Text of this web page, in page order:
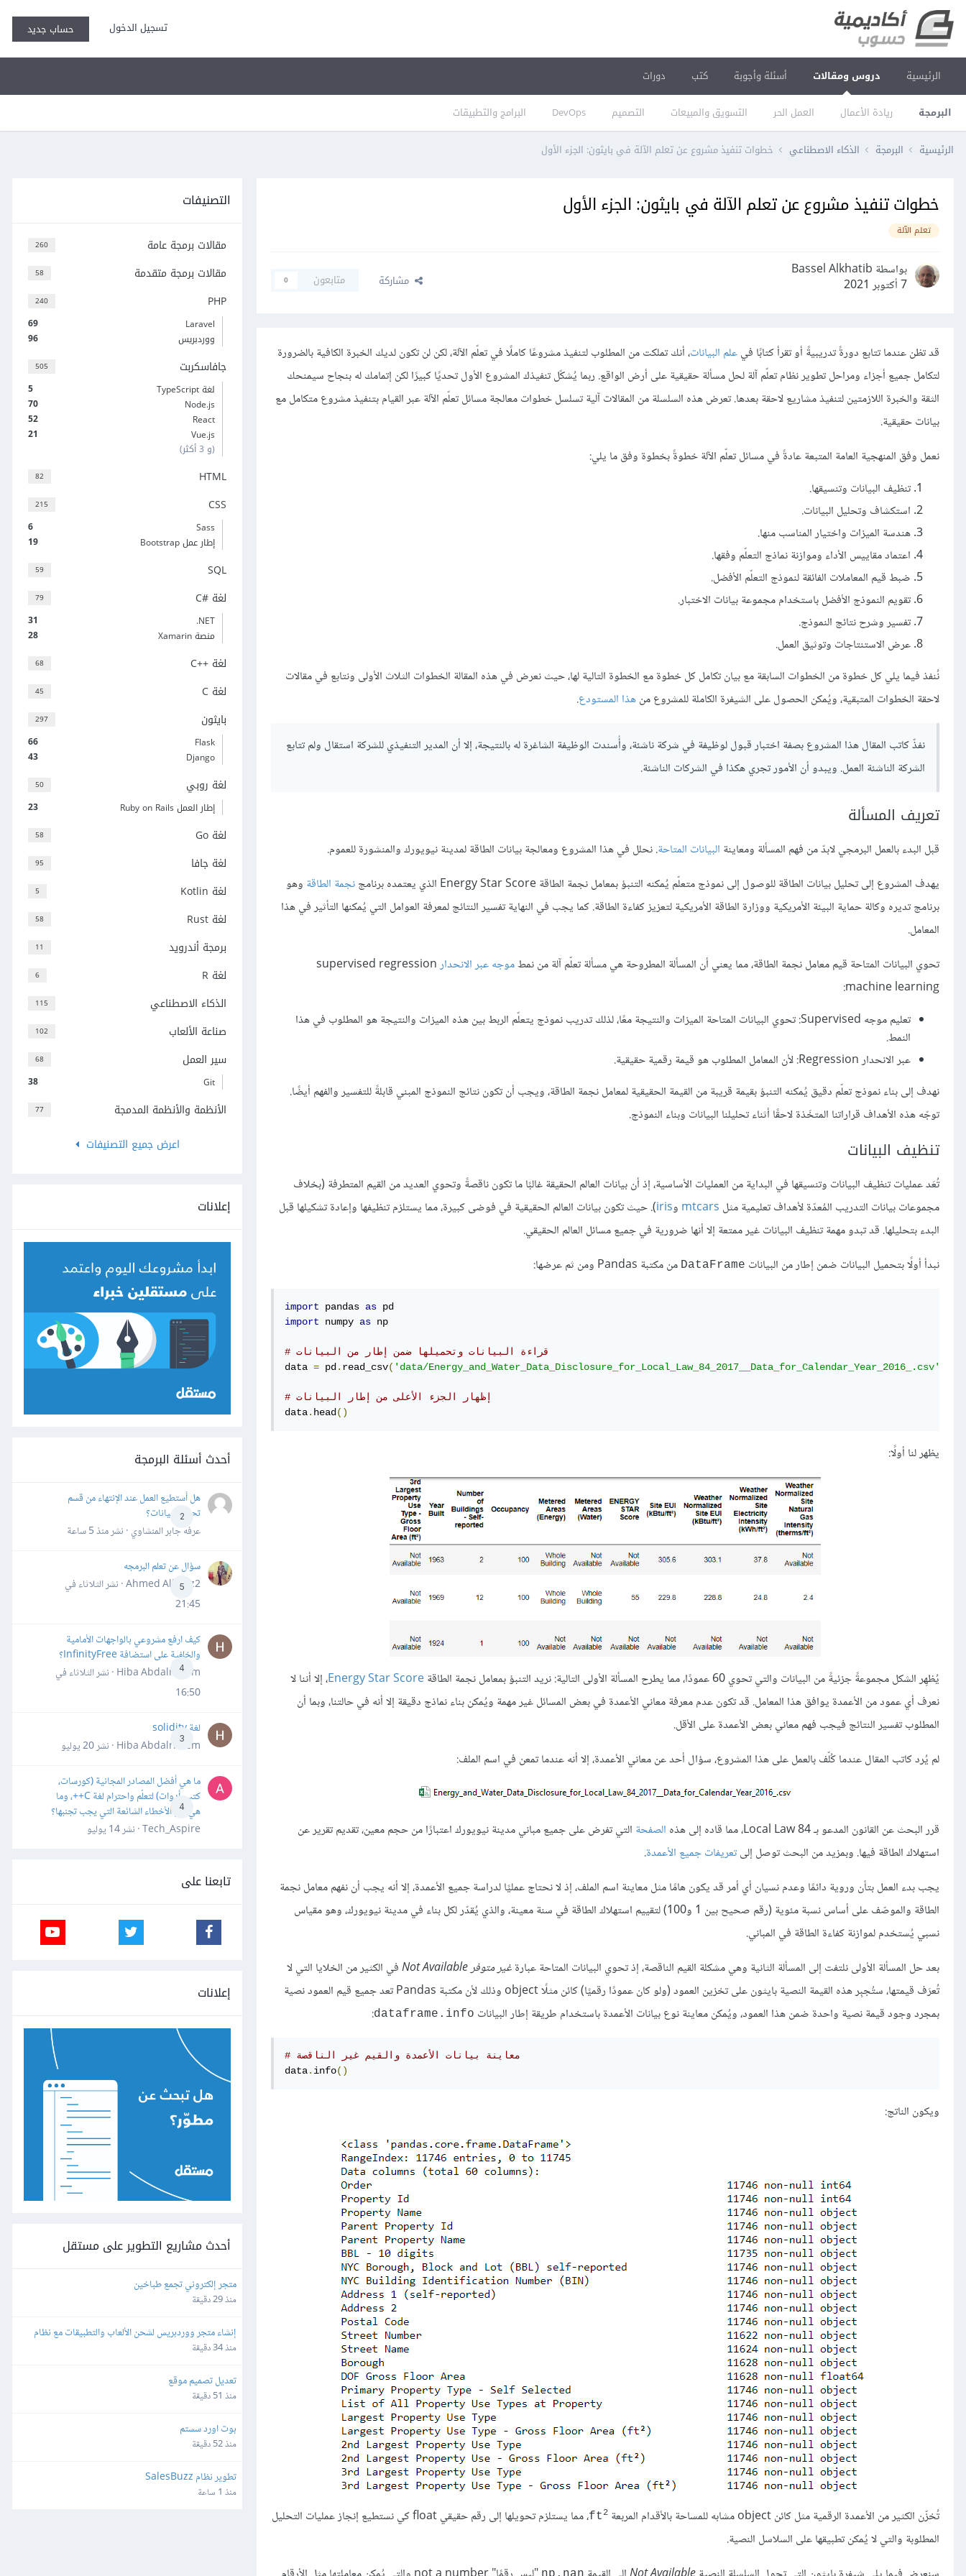
تسجيل الدخول حساب جديد
الرئيسية دروس ومقالات
البرمجة ريادة الأعمال العمل الحر التسويق والمبيعات التصميم DevOps البرامج والتطبيقات
أسئلة وأجوبة كتب دورات
الرئيسية البرمجة الذكاء الاصطناعي خطوات تنفيذ مشروع عن تعلم الآلة في بايثون: الجزء الأول
خطوات تنفيذ مشروع عن تعلم الآلة في بايثون: الجزء الأول
تعلم الآلة
بواسطة Bassel Alkhatib
7 أكتوبر 2021
مشاركة متابعون 0
قد تظن عندما تتابع دورةً تدريبيةً أو تقرأ كتابًا فيعلم البيانات، أنك تملكت من المطلوب لتنفيذ مشروعًا كاملًا في تعلّم الآلة، لكن لن تكون لديك الخبرة الكافية بالضرورة
لتكامل جميع أجزاء ومراحل تطوير نظام تعلّم آلة لحل مسألة حقيقية على أرض الواقع. ربما يُشكّل تنفيذك المشروع الأول تحديًا كبيرًا لكن إتمامك له بنجاح سيمنحك
الثقة والخبرة اللازمتين لتنفيذ مشاريع لاحقة بعدها. تعرض هذه السلسلة من المقالات آلية تسلسل خطوات معالجة مسائل تعلّم الآلة عبر القيام بتنفيذ مشروع متكامل مع
بيانات حقيقية.
نعمل وفق المنهجية العامة المتبعة عادةً في مسائل تعلّم الآلة خطوةً بخطوة وفق ما يلي:
تنظيف البيانات وتنسيقها.
استكشاف وتحليل البيانات.
هندسة الميزات واختيار المناسب منها.
اعتماد مقاييس الأداء وموازنة نماذج التعلّم وفقها.
ضبط قيم المعاملات الفائقة لنموذج التعلّم الأفضل.
تقويم النموذج الأفضل باستخدام مجموعة بيانات الاختبار.
تفسير وشرح نتائج النموذج.
عرض الاستنتاجات وتوثيق العمل.
نُنفذ فيما يلي كل خطوة من الخطوات السابقة مع بيان تكامل كل خطوة مع الخطوة التالية لها، حيث نعرض في هذه المقالة الخطوات الثلاث الأولى ونتابع في مقالات
لاحقة الخطوات المتبقية، ويُمكن الحصول على الشيفرة الكاملة للمشروع منهذا المستودع.
نفذّ كاتب المقال هذا المشروع بصفة اختبار قبول لوظيفة في شركة ناشئة، وأُسندت الوظيفة الشاغرة له بالنتيجة، إلا أن المدير التنفيذي للشركة استقال ولم تتابع
الشركة الناشئة العمل. ويبدو أن الأمور تجري هكذا في الشركات الناشئة.
تعريف المسألة
قبل البدء بالعمل البرمجي لابدّ من فهم المسألة ومعاينة البيانات المتاحة. نحلل في هذا المشروع ومعالجة بيانات الطاقة لمدينة نيويورك والمنشورة للعموم.
يهدف المشروع إلى تحليل بيانات الطاقة للوصول إلى نموذج متعلّم يُمكنه التنبؤ بمعامل نجمة الطاقة Energy Star Score الذي يعتمده برنامج
نجمة الطاقة وهو
برنامج تديره وكالة حماية البيئة الأمريكية ووزارة الطاقة الأمريكية لتعزيز كفاءة الطاقة. كما يجب في النهاية تفسير النتائج لمعرفة العوامل التي يُمكنها التأثير في هذا
المعامل.
تحوي البيانات المتاحة قيم معامل نجمة الطاقة، مما يعني أن المسألة المطروحة هي مسألة تعلّم آلة من نمطموجه عبر الانحدارsupervised regression
machine learning:
تعليم موجه Supervised: تحوي البيانات المتاحة الميزات والنتيجة معًا، لذلك تدريب نموذج يتعلّم الربط بين هذه الميزات والنتيجة هو المطلوب في هذا
النمط.
عبر الانحدار Regression: لأن المعامل المطلوب هو قيمة رقمية حقيقية.
نهدف إلى بناء نموذج تعلّم دقيق يُمكنه التنبؤ بقيمة قريبة من القيمة الحقيقية لمعامل نجمة الطاقة، ويجب أن تكون نتائج النموذج المبني قابلةً للتفسير والفهم أيضًا.
توجّه هذه الأهداف قراراتنا المتخَذة لاحقًا أثناء تحليلنا البيانات وبناء النموذج.
تنظيف البيانات
تُعَد عمليات تنظيف البيانات وتنسيقها في البداية من العمليات الأساسية، إذ أن بيانات العالم الحقيقة غالبًا ما تكون ناقصةً وتحوي العديد من القيم المتطرفة (بخلاف
مجموعات بيانات التدريب المُعدّة لأهداف تعليمية مثل mtcars وiris). حيث تكون بيانات العالم الحقيقية في فوضى كبيرة، مما يستلزم تنظيفها وإعادة تشكيلها قبل
البدء بتحليلها. قد تبدو مهمة تنظيف البيانات غير ممتعة إلا أنها ضرورية في جميع مسائل العالم الحقيقي.
نبدأ أولًا بتحميل البيانات ضمن إطار من البيانات DataFrame من مكتبة Pandas ومن ثم عرضها:
import pandas as
import numpy as np
# قراءة البيانات وتحميلها ضمن إطار من البيانات
data = pd . read_csv( 'data/Energy_and_Water_Data_Disclosure_for_Local_Law_84_2017__Data_for_Calendar_Year_2016_.csv'
# إظهار الجزء الأعلى من إطار البيانات
data. head ()
يظهر لنا أولًا:
يُظهِر الشكل مجموعةً جزئيةً من البيانات والتي تحوي 60 عمودًا، مما يطرح المسألة الأولى التالية: نريد التنبؤ بمعامل نجمة الطاقة Energy Star Score، إلا أننا لا
نعرف أي عمود من الأعمدة يوافق هذا المعامل. قد تكون عدم معرفة معاني الأعمدة في بعض المسائل غير مهمة ويُمكن بناء نماذج دقيقة إلا أنه في حالتنا، وبما أن
المطلوب تفسير النتائج فيجب فهم معاني بعض الأعمدة على الأقل.
لم يُرد كاتب المقال عندما كُلّف بالعمل على هذا المشروع، سؤال أحد عن معاني الأعمدة، إلا أنه عندما تمعن في اسم الملف:
قرر البحث عن القانون المدعو بـ Local Law 84، مما قاده إلى هذه الصفحة التي تفرض على جميع مباني مدينة نيويورك اعتبارًا من حجم معين، تقديم تقرير عن
استهلاك الطاقة فيها. وبمزيد من البحث توصل إلىتعريفات جميع الأعمدة.
يجب بدء العمل بتأن وروية دائمًا وعدم نسيان أي أمر قد يكون هامًا مثل معاينة اسم الملف، إذ لا نحتاج عمليًا لدراسة جميع الأعمدة، إلا أنه يجب أن نفهم معامل نجمة
الطاقة والموصّف على أساس نسبة مئوية (رقم صحيح بين 1 و100) لتقييم استهلاك الطاقة في سنة معينة، والذي يُقدّر لكل بناء في مدينة نيويورك، وهو مقياس
نسبي يُستخدم لموازنة كفاءة الطاقة في المباني.
بعد حل المسألة الأولى نلتفت إلى المسألة الثانية وهي مشكلة القيم الناقصة، إذ تحوي البيانات المتاحة عبارةغير متوفر Not Available
في الكثير من الخلايا التي لا
تُعرَف قيمتها، ستُجبِر هذه القيمة النصية بايثون على تخزين العمود (ولو كان عمودًا رقميًا) كائن مثلًا object وذلك لأن مكتبة Pandas تعد جميع قيم العمود نصية
بمجرد وجود قيمة نصية واحدة ضمن هذا العمود، ويُمكن معاينة نوع بيانات الأعمدة باستخدام طريقة إطار البيانات dataframe.info
:
# معاينة بيانات الأعمدة والقيم غير الناقصة
data. info()
ويكون الناتج:
تُخزّن الكثير من الأعمدة الرقمية مثل كائن object مشابه للمساحة بالأقدام المربعة ft2
، مما يستلزم تحويلها إلى رقم حقيقي float كي نستطيع إنجاز عمليات التحليل
المطلوبة والتي لا يُمكن تطبيقها على السلاسل النصية.
التصنيفات
260 مقالات برمجة عامة
58 مقالات برمجة متقدمة
240 PHP
69
Laravel
96
ووردبريس
505 جافاسكربت
5
لغة TypeScript
70
Node.js
52
React
21
Vue.js
(و 3 أكثر)
82 HTML
215 CSS
6
Sass
19
إطار عمل Bootstrap
59 SQL
79 لغة C#‎
31
‎.NET
28
منصة Xamarin
68 لغة C++‎
45 لغة C
297 بايثون
66
Flask
43
Django
50 لغة روبي
23 إطار العمل Ruby on Rails
58 لغة Go
95 لغة جافا
5 لغة Kotlin
58 لغة Rust
11 برمجة أندرويد
6 لغة R
115 الذكاء الاصطناعي
102 صناعة الألعاب
68 سير العمل
38 Git
77
الأنظمة والأنظمة المدمجة
اعرض جميع التصنيفات
إعلانات
أحدث أسئلة البرمجة
2
هل أستطيع العمل عند الإنتهاء من قسم
تحليل البيانات؟
عرفه جابر المنشاوي · نشرمنذ 5 ساعة
5
سؤال عن تعلم البرمجه
Ahmed Alhafiz2 · نشر
الثلاثاء في
21:45
4
كيف ارفع مشروعي بالواجهات الأمامية
والخلفية على استضافة InfinityFree؟
Hiba Abdalrheem · نشر
الثلاثاء في
16:50
3
لغة solidity
Hiba Abdalrheem · نشر
20 يوليو
4
ما هي أفضل المصادر المجانية (كورسات،
كتب، أدوات) لتعلّم واحترام لغة C++، وما
هي أهم الأخطاء الشائعة التي يجب تجنبها؟
Tech_Aspire · نشر
14 يوليو
تابعنا على
إعلانات
أحدث مشاريع التطوير على مستقل
متجر إلكتروني تجمع طباخين
منذ 29 دقيقة
محفظة وتعدد طرق الدفع
منذ 34 دقيقة
تعديل تصميم موقع
منذ 51 دقيقة
بوت اورد سستم
منذ 52 دقيقة
تطوير نظام SalesBuzz
منذ 1 ساعة